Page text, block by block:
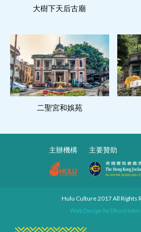
閱讀更多
大樹下天后古廟
閱讀更多
二聖宮和娛苑
主辦機構 主要贊助
Hulu Culture 2017 All Rights
Web Design by Dhost